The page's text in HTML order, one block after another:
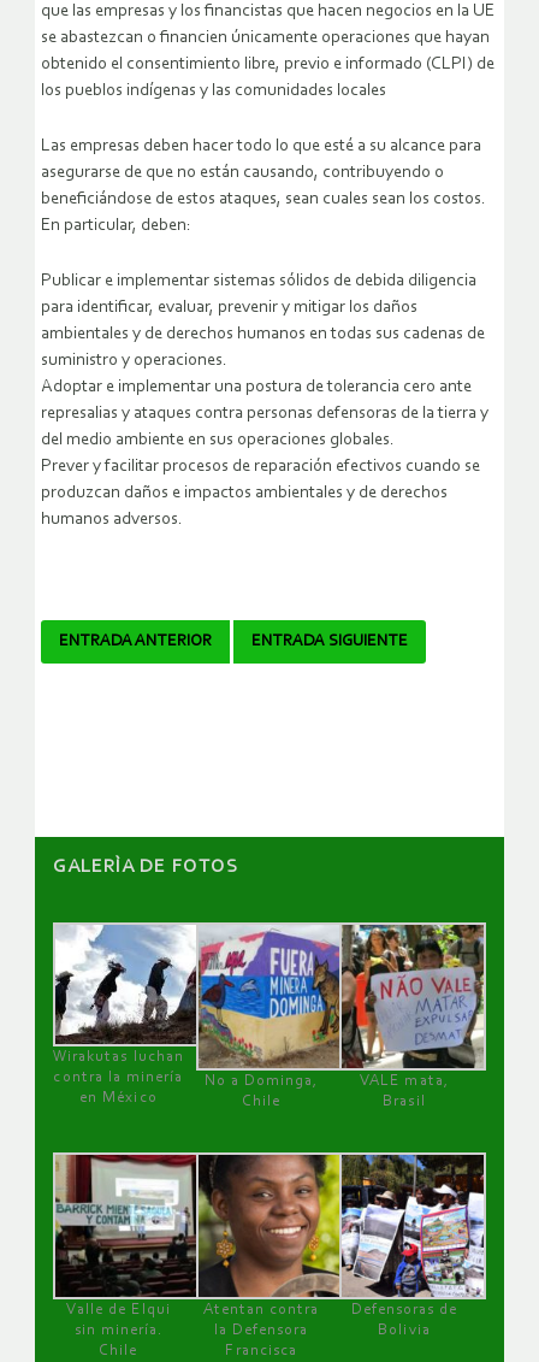
que las empresas y los financistas que hacen negocios en la UE
se abastezcan o financien únicamente operaciones que hayan
obtenido el consentimiento libre, previo e informado (CLPI) de
los pueblos indígenas y las comunidades locales
Las empresas deben hacer todo lo que esté a su alcance para
asegurarse de que no están causando, contribuyendo o
beneficiándose de estos ataques, sean cuales sean los costos.
En particular, deben:
Publicar e implementar sistemas sólidos de debida diligencia
para identificar, evaluar, prevenir y mitigar los daños
ambientales y de derechos humanos en todas sus cadenas de
suministro y operaciones.
Adoptar e implementar una postura de tolerancia cero ante
represalias y ataques contra personas defensoras de la tierra y
del medio ambiente en sus operaciones globales.
Prever y facilitar procesos de reparación efectivos cuando se
produzcan daños e impactos ambientales y de derechos
humanos adversos.
Navegador
ENTRADA ANTERIOR ENTRADA SIGUIENTE
GALERÌA DE FOTOS
Wirakutas luchan
contra la minería
en México
No a Dominga,
Chile
VALE mata,
Brasil
Valle de Elqui
sin minería.
Chile
Atentan contra
la Defensora
Francisca
Defensoras de
Bolivia